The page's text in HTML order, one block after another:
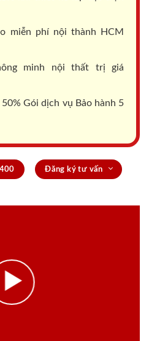
miễn phí nội thành HCM
minh nội thất trị giá
Gói dịch vụ Bảo hành 5
Đăng ký tư vấn